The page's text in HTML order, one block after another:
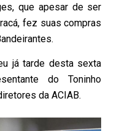
que apesar de ser
fez suas compras
já tarde desta sexta
do Toninho
da ACIAB.